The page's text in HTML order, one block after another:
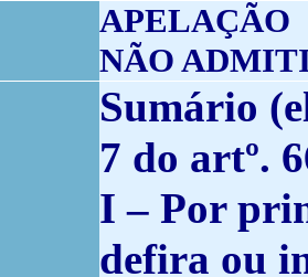
APELAÇÃO
NÃO
Sumário
7 do artº.
I – Por
defira ou